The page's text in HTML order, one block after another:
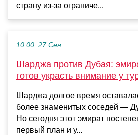
страну из-за ограниче...
10:00, 27 Сен
Шарджа против Дубая:
готов украсть внимание у
Шарджа долгое время
более знаменитых соседей —
Но сегодня этот эмират
первый план и у...